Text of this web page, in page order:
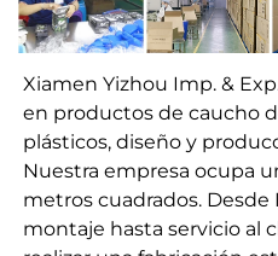
Xiamen Yizhou Imp. &
en productos de caucho
plásticos, diseño y
Nuestra empresa ocupa
metros cuadrados. Desde
montaje hasta servicio al